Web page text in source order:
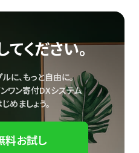
ください。
に、もっと自由に。
ワン寄付DXシステム
めましょう。
料お試し